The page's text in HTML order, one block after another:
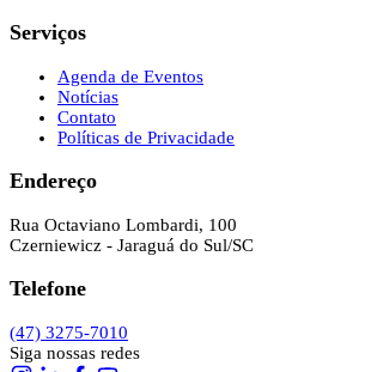
Serviços
Agenda de Eventos
Notícias
Contato
Políticas de Privacidade
Endereço
Rua Octaviano Lombardi, 100
Czerniewicz - Jaraguá do Sul/SC
Telefone
(47) 3275-7010
Siga nossas redes